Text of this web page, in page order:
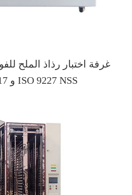
غرفة اختبار رذاذ الملح
اختبار ASTM B117 و ISO 9227 NSS